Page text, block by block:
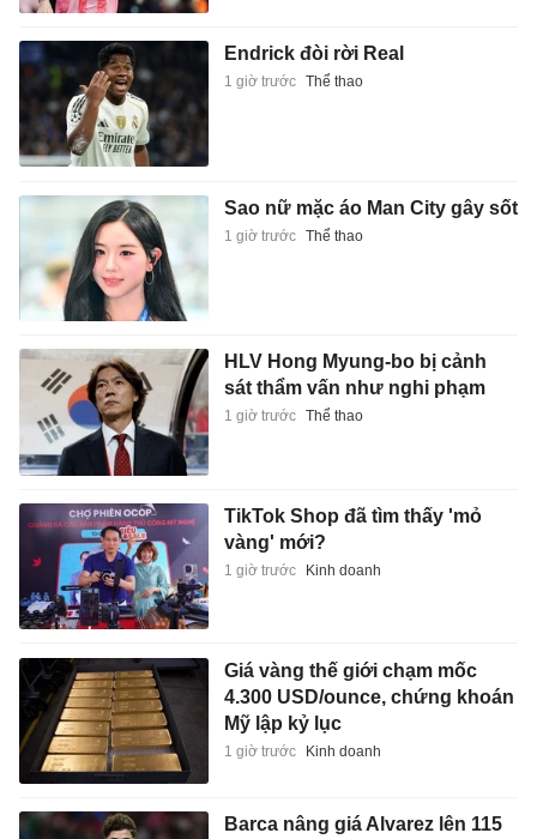
Endrick đòi rời Real
1 giờ trước Thể thao
Sao nữ mặc áo Man City gây sốt
1 giờ trước Thể thao
HLV Hong Myung-bo bị cảnh
sát thẩm vấn như nghi phạm
1 giờ trước Thể thao
TikTok Shop đã tìm thấy 'mỏ
vàng' mới?
1 giờ trước Kinh doanh
Giá vàng thế giới chạm mốc
4.300 USD/ounce, chứng khoán
Mỹ lập kỷ lục
1 giờ trước Kinh doanh
Barca nâng giá Alvarez lên 115